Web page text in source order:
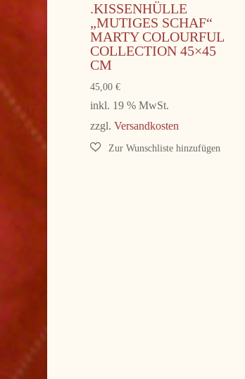
.KISSENHÜLLE
„MUTIGES SCHAF“
MARTY COLOURFUL
COLLECTION 45×45
CM
45,00 €
inkl. 19 % MwSt.
zzgl. Versandkosten